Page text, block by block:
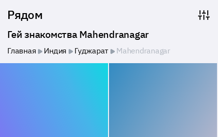
Рядом
Гей знакомства Mahendranagar
Главная Индия Гуджарат Mahendranagar